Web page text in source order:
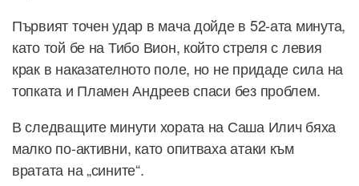
Първият точен удар в мача дойде в 52-ата минута,
като той бе на Тибо Вион, който стреля с левия
крак в наказателното поле, но не придаде сила на
топката и Пламен Андреев спаси без проблем.
В следващите минути хората на Саша Илич бяха
малко по-активни, като опитваха атаки към
вратата на „сините“.